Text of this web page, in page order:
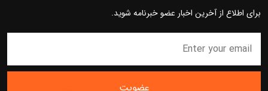
برای اطلاع از آخرین اخبار عضو خبرنامه شوید.
عضویت